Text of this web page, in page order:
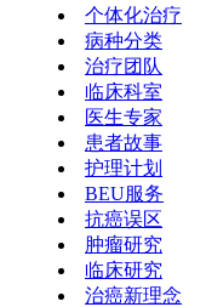
个体化治疗
病种分类
治疗团队
临床科室
医生专家
患者故事
护理计划
BEU服务
抗癌误区
肿瘤研究
临床研究
治癌新理念